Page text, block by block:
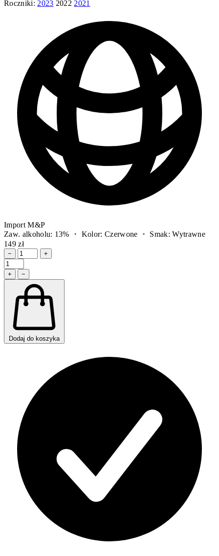
Roczniki: 2023 2022 2021
Import M&P
Zaw. alkoholu: 13% ・ Kolor: Czerwone ・ Smak: Wytrawne
149 zł
− +
+ −
Dodaj do koszyka